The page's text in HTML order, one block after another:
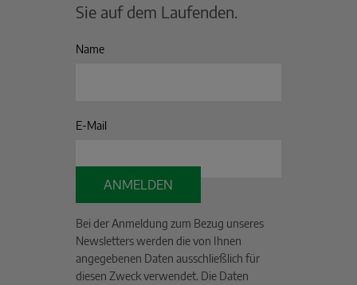
Sie auf dem Laufenden.
Name
E-Mail
ANMELDEN
Bei der Anmeldung zum Bezug unseres
Newsletters werden die von Ihnen
angegebenen Daten ausschließlich für
diesen Zweck verwendet. Die Daten